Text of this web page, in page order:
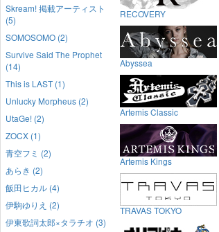
Skream! 掲載アーティスト
(5)
SOMOSOMO (2)
Survive Said The Prophet
(14)
This is LAST (1)
Unlucky Morpheus (2)
UtaGe! (2)
ZOCX (1)
青空フミ (2)
あらき (2)
飯田ヒカル (4)
伊駒ゆりえ (2)
伊東歌詞太郎×タラチオ (3)
RECOVERY
Abyssea
Artemis Classic
Artemis Kings
TRAVAS TOKYO